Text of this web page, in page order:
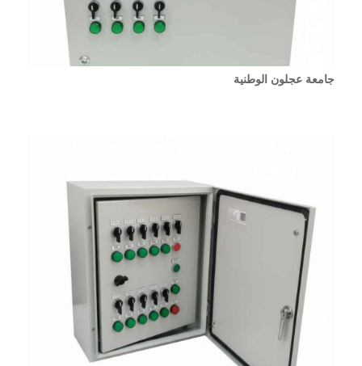
جامعة عجلون الوطنية